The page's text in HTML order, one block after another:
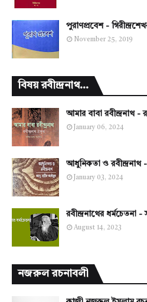
পুরাণপ্রবেশ -
November 25, 2019
বিষয় রবীন্দ্রনাথ...
আমার বাবা রবীন্দ্রনাথ -
January 06, 2024
আধুনিকতা ও
January 03, 2024
রবীন্দ্রনাথের ধর্মচেতনা -
August 14, 2023
নজরুল রচনাবলী